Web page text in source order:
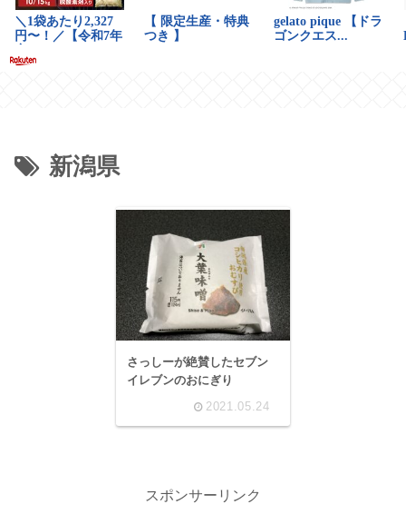
新潟県
さっしーが絶賛したセブン
イレブンのおにぎり
2021.05.24
スポンサーリンク